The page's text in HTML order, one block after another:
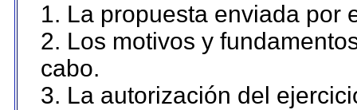
1. La propuesta enviada por
2. Los motivos y
cabo.
3. La autorización del